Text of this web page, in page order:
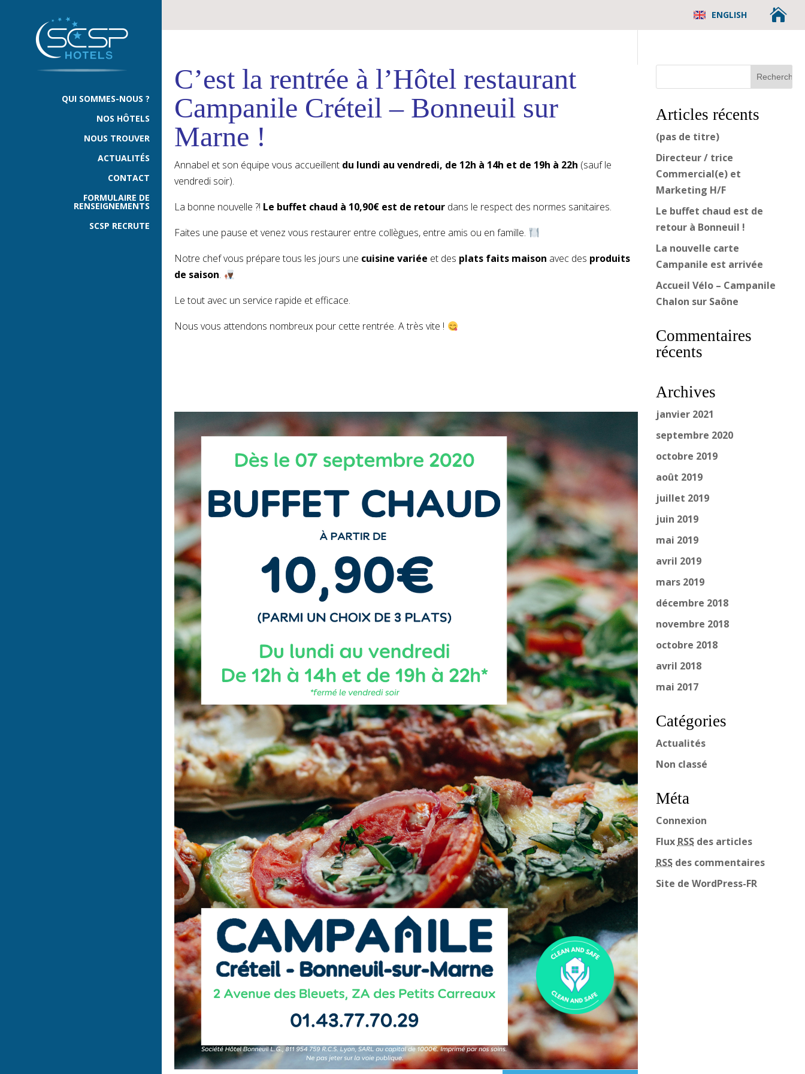
ENGLISH 
QUI SOMMES-NOUS ?
NOS HÔTELS
NOUS TROUVER
ACTUALITÉS
CONTACT
FORMULAIRE DE
RENSEIGNEMENTS
SCSP RECRUTE
C’est la rentrée à l’Hôtel restaurant
Campanile Créteil – Bonneuil sur
Marne !
Annabel et son équipe vous accueillent du lundi au vendredi, de 12h à 14h et de 19h à 22h (sauf le
vendredi soir).
La bonne nouvelle ?! Le buffet chaud à 10,90€ est de retour dans le respect des normes sanitaires.
Faites une pause et venez vous restaurer entre collègues, entre amis ou en famille.
Notre chef vous prépare tous les jours une cuisine variée et des plats faits maison avec des produits
de saison.
Le tout avec un service rapide et efficace.
Nous vous attendons nombreux pour cette rentrée. A très vite !
Articles récents
(pas de titre)
Directeur / trice
Commercial(e) et
Marketing H/F
Le buffet chaud est de
retour à Bonneuil !
La nouvelle carte
Campanile est arrivée
Accueil Vélo – Campanile
Chalon sur Saône
Commentaires
récents
Archives
janvier 2021
septembre 2020
octobre 2019
août 2019
juillet 2019
juin 2019
mai 2019
avril 2019
mars 2019
décembre 2018
novembre 2018
octobre 2018
avril 2018
mai 2017
Catégories
Actualités
Non classé
Méta
Connexion
Flux RSSdes articles
RSSdes commentaires
Site de WordPress-FR